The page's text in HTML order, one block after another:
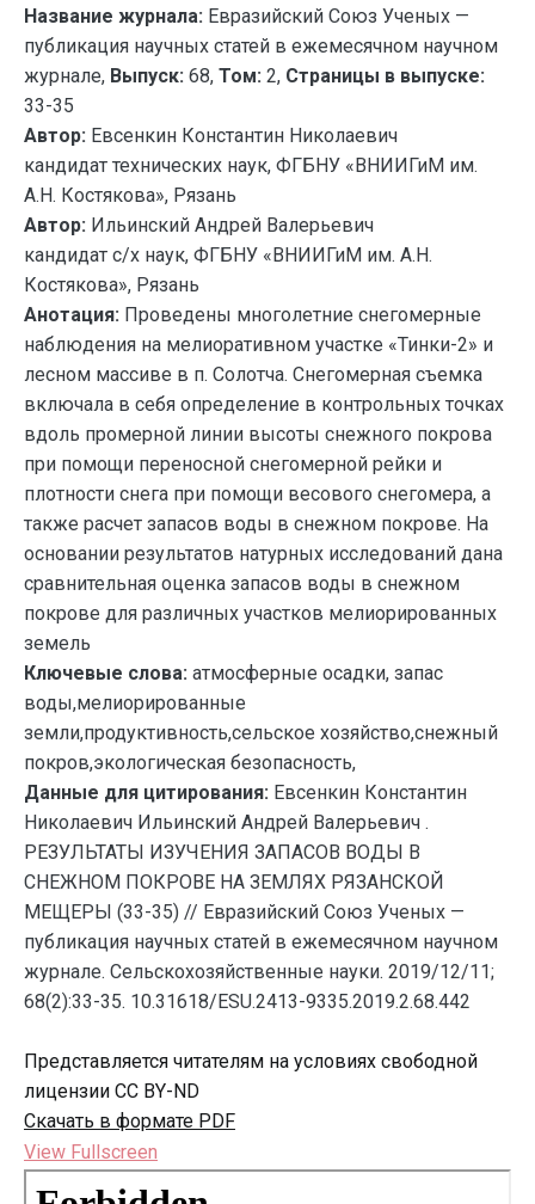
Название журнала: Евразийский Союз Ученых —
публикация научных статей в ежемесячном научном
журнале, Выпуск: 68, Том: 2, Страницы в выпуске:
33-35
Автор: Евсенкин Константин Николаевич
кандидат технических наук, ФГБНУ «ВНИИГиМ им.
А.Н. Костякова», Рязань
Автор: Ильинский Андрей Валерьевич
кандидат с/х наук, ФГБНУ «ВНИИГиМ им. А.Н.
Костякова», Рязань
Анотация: Проведены многолетние снегомерные
наблюдения на мелиоративном участке «Тинки-2» и
лесном массиве в п. Солотча. Снегомерная съемка
включала в себя определение в контрольных точках
вдоль промерной линии высоты снежного покрова
при помощи переносной снегомерной рейки и
плотности снега при помощи весового снегомера, а
также расчет запасов воды в снежном покрове. На
основании результатов натурных исследований дана
сравнительная оценка запасов воды в снежном
покрове для различных участков мелиорированных
земель
Ключевые слова: атмосферные осадки, запас
воды,мелиорированные
земли,продуктивность,сельское хозяйство,снежный
покров,экологическая безопасность,
Данные для цитирования: Евсенкин Константин
Николаевич Ильинский Андрей Валерьевич .
РЕЗУЛЬТАТЫ ИЗУЧЕНИЯ ЗАПАСОВ ВОДЫ В
СНЕЖНОМ ПОКРОВЕ НА ЗЕМЛЯХ РЯЗАНСКОЙ
МЕЩЕРЫ (33-35) // Евразийский Союз Ученых —
публикация научных статей в ежемесячном научном
журнале. Сельскохозяйственные науки. 2019/12/11;
68(2):33-35. 10.31618/ESU.2413-9335.2019.2.68.442
Представляется читателям на условиях свободной
лицензии CC BY-ND
Скачать в формате PDF
View Fullscreen
Перейти